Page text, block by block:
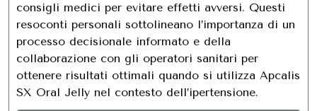
consigli medici per evitare effetti avversi. Questi
resoconti personali sottolineano l’importanza di un
processo decisionale informato e della
collaborazione con gli operatori sanitari per
ottenere risultati ottimali quando si utilizza Apcalis
SX Oral Jelly nel contesto dell’ipertensione.